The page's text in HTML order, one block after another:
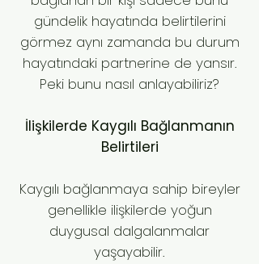
gündelik hayatında belirtilerini
görmez aynı zamanda bu durum
hayatındaki partnerine de yansır.
Peki bunu nasıl anlayabiliriz?
İlişkilerde Kaygılı Bağlanmanın
Belirtileri
Kaygılı bağlanmaya sahip bireyler
genellikle ilişkilerde yoğun
duygusal dalgalanmalar
yaşayabilir.